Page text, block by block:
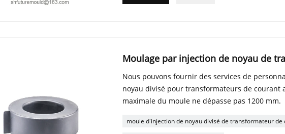
Moulage par injection de noyau de
Nous pouvons fournir des services de
noyau divisé pour transformateurs de courant
maximale du moule ne dépasse pas 1200 mm.
moule d'injection de noyau divisé de transformateur de